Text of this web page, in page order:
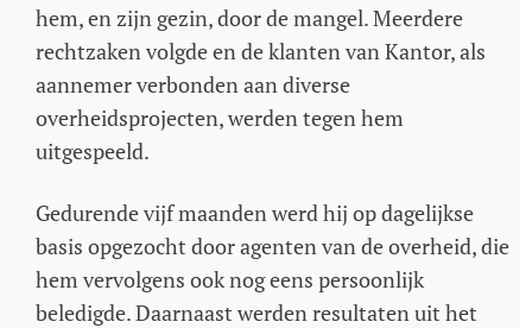
hem, en zijn gezin, door de mangel. Meerdere
rechtzaken volgde en de klanten van Kantor, als
aannemer verbonden aan diverse
overheidsprojecten, werden tegen hem
uitgespeeld.
Gedurende vijf maanden werd hij op dagelijkse
basis opgezocht door agenten van de overheid, die
hem vervolgens ook nog eens persoonlijk
beledigde. Daarnaast werden resultaten uit het